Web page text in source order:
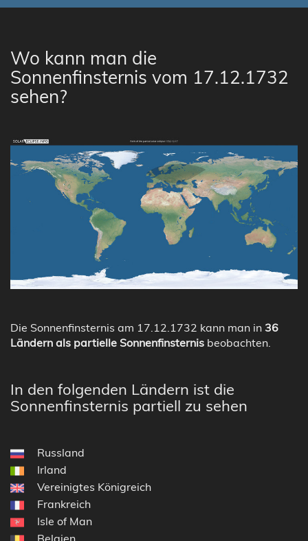
Wo kann man die
Sonnenfinsternis vom 17.12.1732
sehen?
Die Sonnenfinsternis am 17.12.1732 kann man in 36
Ländern als partielle Sonnenfinsternis beobachten.
In den folgenden Ländern ist die
Sonnenfinsternis partiell zu sehen
Russland
Irland
Vereinigtes Königreich
Frankreich
Isle of Man
Belgien